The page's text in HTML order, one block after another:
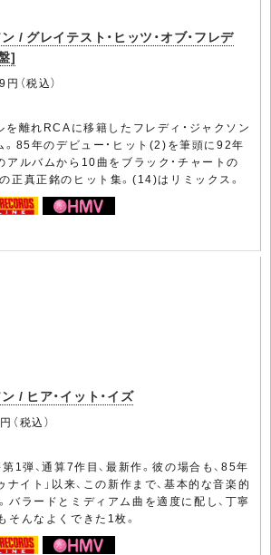
/ グレイテスト・ヒッツ・オブ・フレデ
]
（税込）
を離れRCAに移籍したフレディ・ジャクソン
。85年のデビュー・ヒット(2)を筆頭に92年
アルバムから10曲をブラック・チャートの
正真正銘のヒット集。(14)はリミックス。
/ ヒア・イット・イズ
税込）
1弾、通算7作目、最新作。彼の場合も、85年
ナイト」以来、この新作まで、基本的な音楽的
バラードとミディアム曲を適度に配し、丁寧
そんなよくできた1枚。